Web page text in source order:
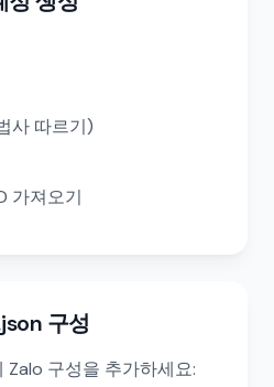
사 따르기)
가져오기
구성
구성을 추가하세요: